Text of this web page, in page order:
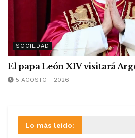
SOCIEDAD
El papa León XIV visitará
5 AGOSTO - 2026
Lo más leído: